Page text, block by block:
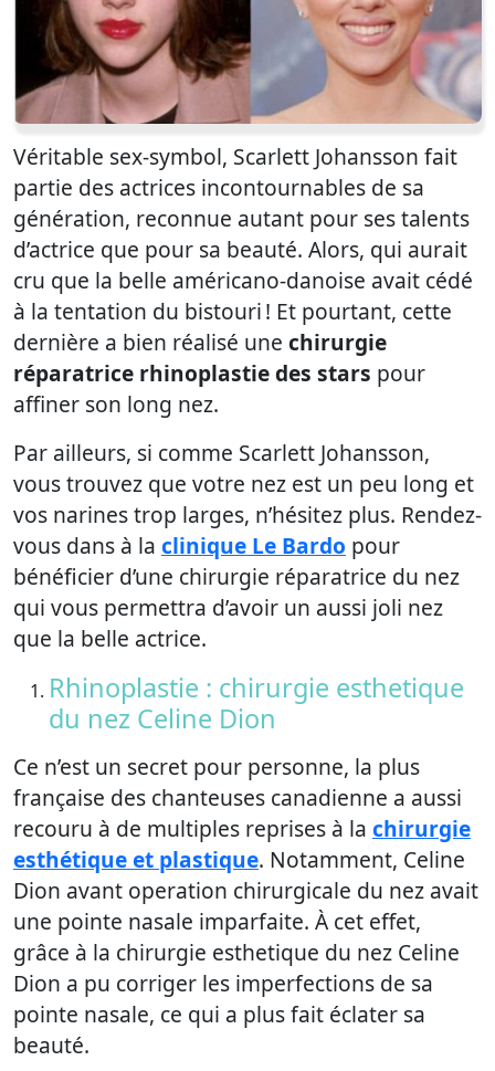
Véritable sex-symbol, Scarlett Johansson fait
partie des actrices incontournables de sa
génération, reconnue autant pour ses talents
d’actrice que pour sa beauté. Alors, qui aurait
cru que la belle américano-danoise avait cédé
à la tentation du bistouri ! Et pourtant, cette
dernière a bien réalisé une chirurgie
réparatrice rhinoplastie des stars pour
affiner son long nez.
Par ailleurs, si comme Scarlett Johansson,
vous trouvez que votre nez est un peu long et
vos narines trop larges, n’hésitez plus. Rendez-
vous dans à la clinique Le Bardo pour
bénéficier d’une chirurgie réparatrice du nez
qui vous permettra d’avoir un aussi joli nez
que la belle actrice.
Rhinoplastie : chirurgie esthetique
du nez Celine Dion
Ce n’est un secret pour personne, la plus
française des chanteuses canadienne a aussi
recouru à de multiples reprises à la chirurgie
esthétique et plastique. Notamment, Celine
Dion avant operation chirurgicale du nez avait
une pointe nasale imparfaite. À cet effet,
grâce à la chirurgie esthetique du nez Celine
Dion a pu corriger les imperfections de sa
pointe nasale, ce qui a plus fait éclater sa
beauté.